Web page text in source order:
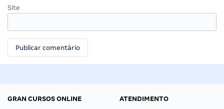
Site
GRAN CURSOS ONLINE
ATENDIMENTO